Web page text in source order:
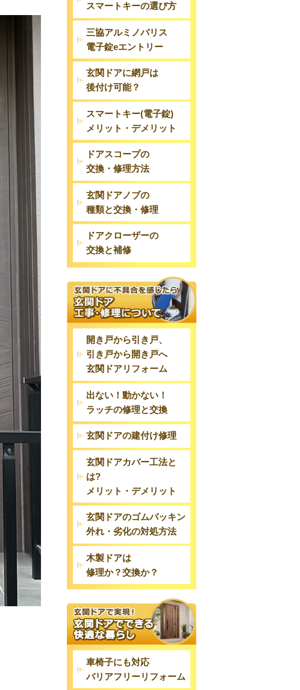
スマートキーの選び方
三協アルミノバリス
電子錠eエントリー
玄関ドアに網戸は
後付け可能？
スマートキー(電子錠)
メリット・デメリット
ドアスコープの
交換・修理方法
玄関ドアノブの
種類と交換・修理
ドアクローザーの
交換と補修
開き戸から引き戸、
引き戸から開き戸へ
玄関ドアリフォーム
出ない！動かない！
ラッチの修理と交換
玄関ドアの建付け修理
玄関ドアカバー工法と
は?
メリット・デメリット
玄関ドアのゴムパッキン
外れ・劣化の対処方法
木製ドアは
修理か？交換か？
車椅子にも対応
バリアフリーリフォーム